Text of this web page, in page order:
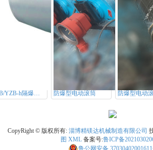
YDB/YZB-h隔爆型油冷式电动滚筒 防爆型电动滚筒 防爆型电动
CopyRight © 版权所有: 淄博精镁达机械制造有限公司
图 XML备案号:鲁ICP备
鲁公网安备